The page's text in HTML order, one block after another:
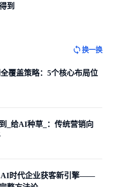
到
换一换
覆盖策略：5个核心布局位
_给AI种草_：传统营销向
AI时代企业获客新引擎——